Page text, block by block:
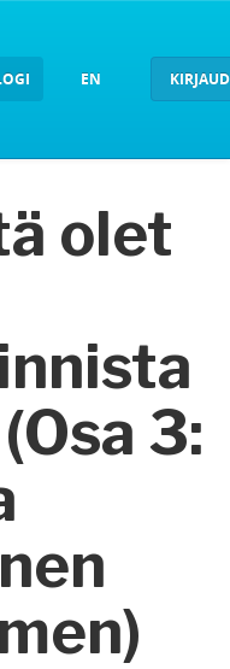
EN
olet
3: